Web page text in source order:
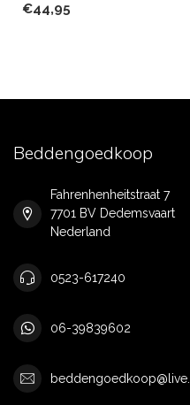
€44,95
Beddengoedkoop
Fahrenhenheitstraat 7
7701 BV Dedemsvaart
Nederland
0523-617240
06-39839602